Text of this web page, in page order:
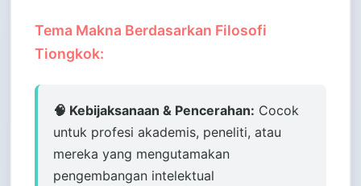
Tema Makna Berdasarkan Filosofi
Tiongkok:
🧠 Kebijaksanaan & Pencerahan: Cocok
untuk profesi akademis, peneliti, atau
mereka yang mengutamakan
pengembangan intelektual